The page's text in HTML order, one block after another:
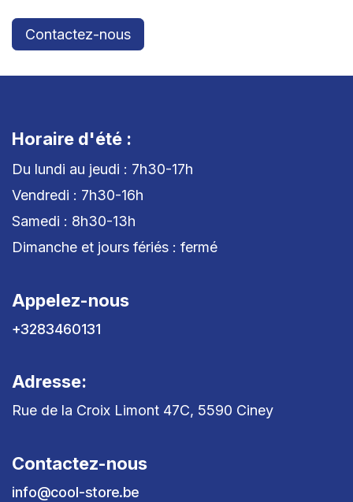
Contactez-nous
Horaire d'été :
Du lundi au jeudi : 7h30-17h
Vendredi : 7h30-16h
Samedi : 8h30-13h
Dimanche et jours fériés : fermé
Appelez-nous
+3283460131
Adresse:
Rue de la Croix Limont 47C, 5590 Ciney
Contactez-nous
info@cool-store.be